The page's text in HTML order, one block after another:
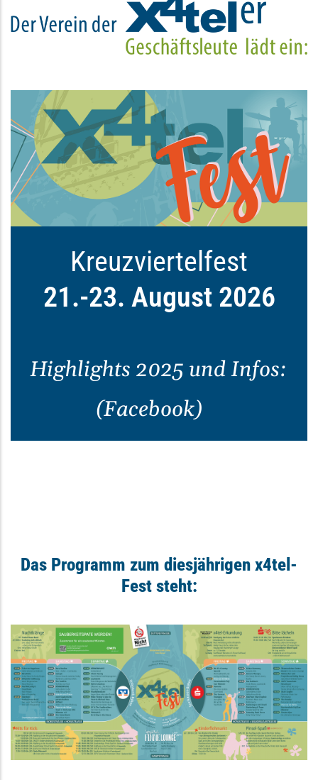
Immer einen Besuch wert: Das
Kreuzviertelfest
21.-23. August 2026
Highlights 2025 und Infos:
(Facebook)
Das Programm zum diesjährigen x4tel-
Fest steht: